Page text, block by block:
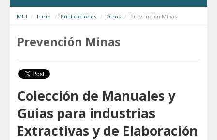
MUI Inicio Publicaciones Otros Prevención Minas
Prevención Minas
Colección de Manuales y
Guias para industrias
Extractivas y de Elaboración